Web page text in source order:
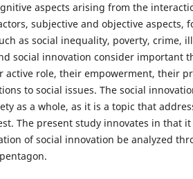
aspects arising from the
subjective and objective aspects,
as social inequality, poverty, crime,
social innovation consider important
active role, their empowerment, their
to social issues. The social
as a whole, as it is a topic that
The present study innovates in that
of social innovation be analyzed